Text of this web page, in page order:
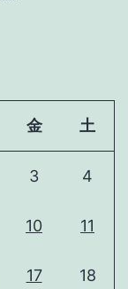
金 土
3 4
10 11
17 18